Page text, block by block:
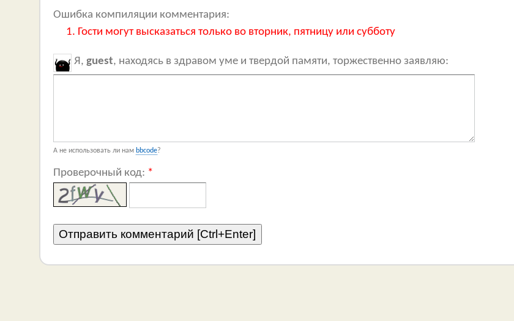
Ошибка компиляции комментария:
Гости могут высказаться только во вторник, пятницу или субботу
Я, guest, находясь в здравом уме и твердой памяти, торжественно заявляю:
А не использовать ли нам bbcode?
Проверочный код: *